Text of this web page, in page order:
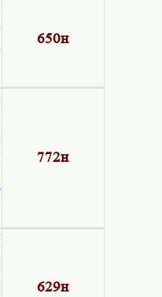
650н
772н
629н